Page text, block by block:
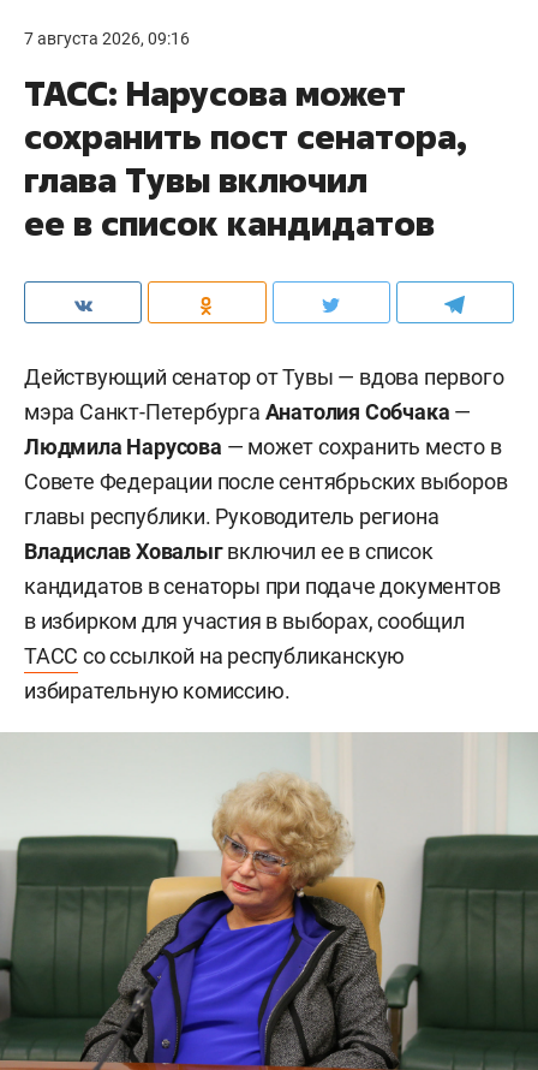
7 августа 2026, 09:16
ТАСС: Нарусова может
сохранить пост сенатора,
глава Тувы включил
ее в список кандидатов
Действующий сенатор от Тувы — вдова первого
мэра Санкт-Петербурга Анатолия Собчака —
Людмила Нарусова — может сохранить место в
Совете Федерации после сентябрьских выборов
главы республики. Руководитель региона
Владислав Ховалыгвключил ее в список
кандидатов в сенаторы при подаче документов
в избирком для участия в выборах, сообщил
ТАСС со ссылкой на республиканскую
избирательную комиссию.